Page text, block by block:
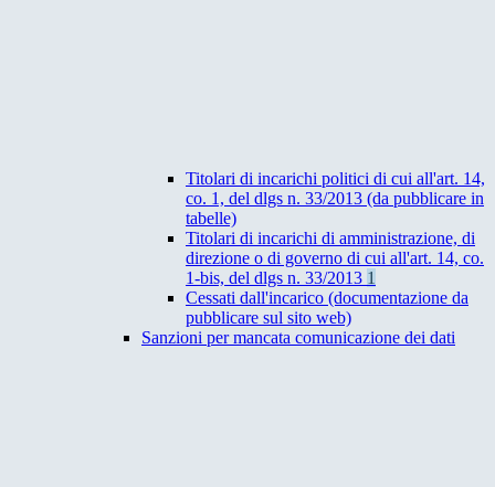
Titolari di incarichi politici di cui all'art. 14,
co. 1, del dlgs n. 33/2013 (da pubblicare in
tabelle)
Titolari di incarichi di amministrazione, di
direzione o di governo di cui all'art. 14, co.
1-bis, del dlgs n. 33/2013 1
Cessati dall'incarico (documentazione da
pubblicare sul sito web)
Sanzioni per mancata comunicazione dei dati